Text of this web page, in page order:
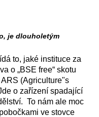
je dlouholetým
to, jaké instituce za
o „BSE free“ skotu
(Agriculture"s
o zařízení spadající
To nám ale moc
ve stovce